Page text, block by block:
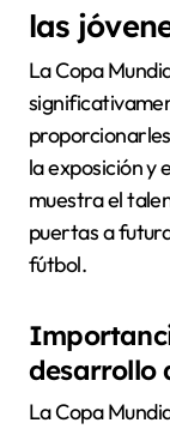
las
La Copa
la exposición y
muestra el
puertas a
fútbol.
desarrollo
La Copa